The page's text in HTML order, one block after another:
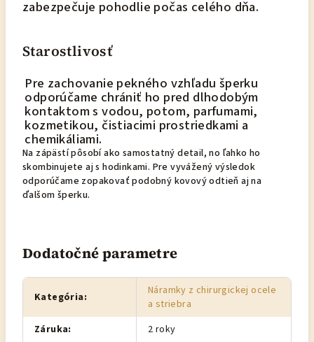
zabezpečuje pohodlie počas celého dňa.
Starostlivosť
Pre zachovanie pekného vzhľadu šperku
odporúčame chrániť ho pred dlhodobým
kontaktom s vodou, potom, parfumami,
kozmetikou, čistiacimi prostriedkami a
chemikáliami.
Na zápästí pôsobí ako samostatný detail, no ľahko ho
skombinujete aj s hodinkami. Pre vyvážený výsledok
odporúčame zopakovať podobný kovový odtieň aj na
ďalšom šperku.
Dodatočné parametre
Kategória:
Náramky z chirurgickej ocele
a striebra
Záruka:
2 roky